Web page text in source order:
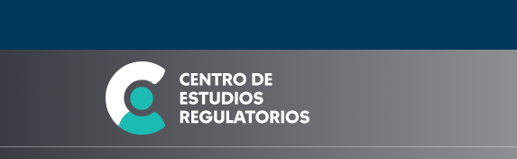
Seleccione país
Buscar